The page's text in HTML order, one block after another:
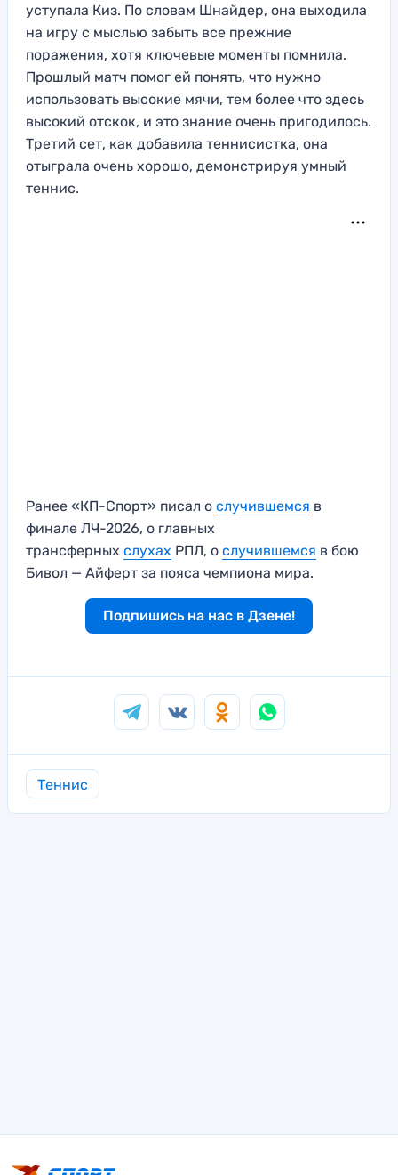
уступала Киз. По словам Шнайдер, она выходила
на игру с мыслью забыть все прежние
поражения, хотя ключевые моменты помнила.
Прошлый матч помог ей понять, что нужно
использовать высокие мячи, тем более что здесь
высокий отскок, и это знание очень пригодилось.
Третий сет, как добавила теннисистка, она
отыграла очень хорошо, демонстрируя умный
теннис.
Ранее «КП-Спорт» писал о случившемся в
финале ЛЧ-2026, о главных
трансферных слухах РПЛ, о случившемся в бою
Бивол — Айферт за пояса чемпиона мира.
Подпишись на нас в Дзене!
Теннис